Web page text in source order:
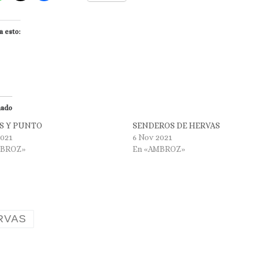
esto:
Y PUNTO
SENDEROS DE HERVAS
6 Nov 2021
En «AMBROZ»